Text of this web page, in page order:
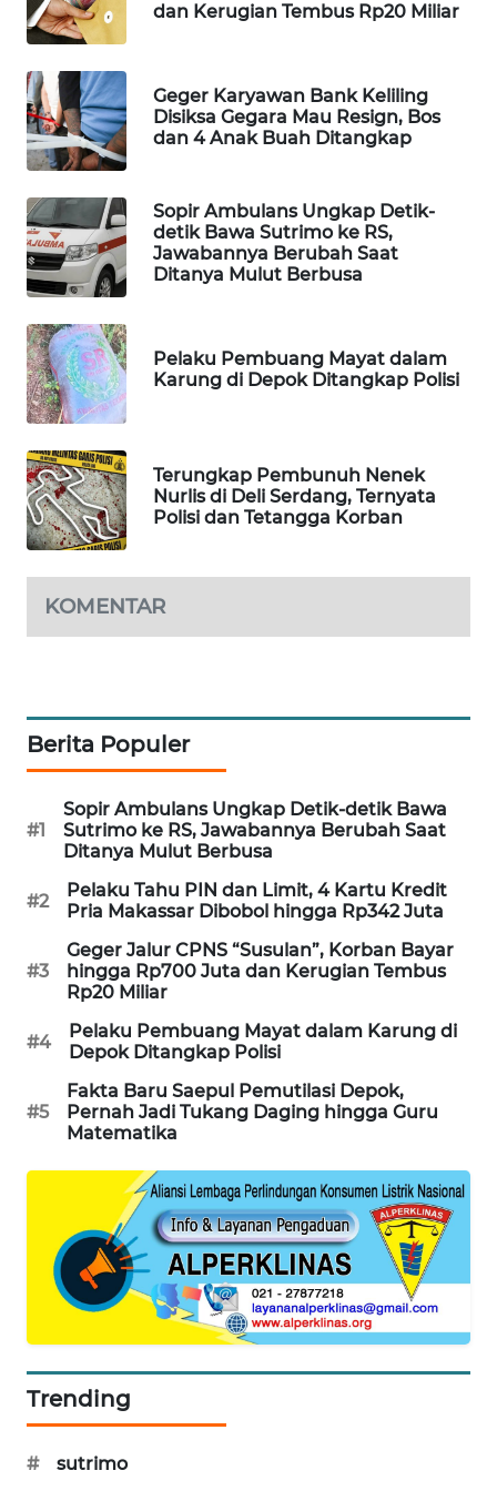
dan Kerugian Tembus Rp20 Miliar
Geger Karyawan Bank Keliling
Disiksa Gegara Mau Resign, Bos
dan 4 Anak Buah Ditangkap
Sopir Ambulans Ungkap Detik-
detik Bawa Sutrimo ke RS,
Jawabannya Berubah Saat
Ditanya Mulut Berbusa
Pelaku Pembuang Mayat dalam
Karung di Depok Ditangkap Polisi
Terungkap Pembunuh Nenek
Nurlis di Deli Serdang, Ternyata
Polisi dan Tetangga Korban
KOMENTAR
Berita Populer
#1
Sopir Ambulans Ungkap Detik-detik Bawa
Sutrimo ke RS, Jawabannya Berubah Saat
Ditanya Mulut Berbusa
#2
Pelaku Tahu PIN dan Limit, 4 Kartu Kredit
Pria Makassar Dibobol hingga Rp342 Juta
#3
Geger Jalur CPNS “Susulan”, Korban Bayar
hingga Rp700 Juta dan Kerugian Tembus
Rp20 Miliar
#4
Pelaku Pembuang Mayat dalam Karung di
Depok Ditangkap Polisi
#5
Fakta Baru Saepul Pemutilasi Depok,
Pernah Jadi Tukang Daging hingga Guru
Matematika
Trending
#
sutrimo
MAWAKA
MARTABAT
NET
PLN
WATCH
MKLI
LPKKI
LKKI
KOPEKLIN
PORTAL
KONSUMEN
FORWAMKI
FORJASIDA
TAMBANG
NEWS
SITUNGIR
NEWS
SIDIKALANG
NEWS
SIBARAGAS
NEWS
METRO
SIANTAR
MEDAN
NEWS
METRO
JAKARTA
KRT